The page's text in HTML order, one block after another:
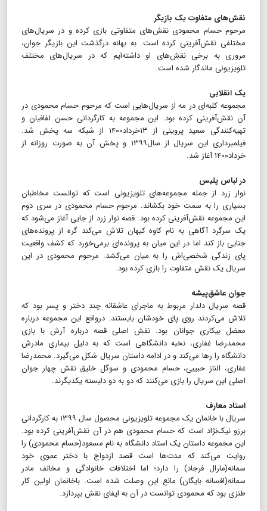
نقش‌های متفاوت یک بازیگر
مرحوم حسام محمودی نقش‌های متفاوتی بازی کرده و در سریال‌های
مختلفی نقش‌آفرینی کرده است. به بهانه درگذشت این بازیگر جوان،
مروری به برخی نقش‌های او داشته‌ایم که در سریال‌های مختلف
تلویزیونی ماندگار شده است.
یک انقلابی
مجموعه کلبه‌ای در مه از سریال‌هایی است که مرحوم حسام محمودی در
آن نقش‌آفرینی کرده بود. این مجموعه به کارگردانی حسن لفافیان و
تهیه‌کنندگی سعید پروینی از ۱۳خرداد۱۴۰۰ از شبکه سه پخش شد.
فیلمبرداری این سریال از سال۱۳۹۹ و پخش آن به صورت روزانه از
خرداد۱۴۰۰ آغاز شد.
در لباس پلیس
نوار زرد از جمله مجموعه‌های تلویزیونی است که توانست مخاطبان
بسیاری را به سمت خود بکشاند. مرحوم حسام محمودی در سری دوم
این مجموعه نقش‌آفرینی کرده بود. قصه نوار زرد از جایی آغاز می‌شود که
یک سرگرد آگاهی به نام کاوه کیهان تلاش می‌کند گره از پرونده‌های
جنایی باز کند اما در این میان به پرونده‌ای برمی‌خورد که کشف واقعیت
پای زندگی شخصی‌اش را به میان می‌کشد. مرحوم محمودی در این
سریال یک نقش متفاوت را بازی کرده بود.
جوان عاشق‌پیشه
قصه سریال دلدار مربوط به ماجرای عاشقانه چند دختر و پسر بود که
تلاش می‌کردند روی پای خودشان بایستند. درواقع این مجموعه درباره
معضل بیکاری جوانان بود. نقش اصلی قصه درباره آرش با بازی
محمدرضا غفاری، نخبه دانشگاهی است که به دلیل بیماری مادرش
دانشگاه را رها می‌کند و در ادامه داستان سریال شکل می‌گیرد. محمدرضا
غفاری، الناز حبیبی، حسام محمودی و سوگل خلیق نقش چهار جوان
اصلی این سریال را بازی می‌کنند که دو به دو دلبسته یکدیگرند.
استاد معارف
سریال با خانمان یک مجموعه تلویزیونی محصول سال ۱۳۹۹ به کارگردانی
برزو نیک‌نژاد است که حسام محمودی هم در آن نقش‌آفرینی کرده بود.
این مجموعه داستان یک استاد دانشگاه به نام مسعود(حسام محمودی) را
روایت می‌کند که مدت‌ها است قصد ازدواج با دختر عموی خود
سمانه(مارال فرجاد) را دارد؛ اما اختلافات خانوادگی و مخالف مادر
سمانه(افسانه بایگان) مانع این وصلت شده است. باخانمان اولین کار
طنزی بود که محمودی توانست در آن به ایفای نقش بپردازد.